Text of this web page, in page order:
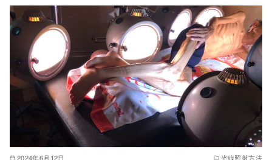
2024年6月12日 光線照射方法